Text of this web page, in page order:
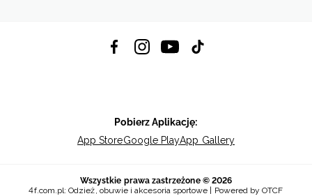
Pobierz Aplikację:
App StoreGoogle PlayApp Gallery
Wszystkie prawa zastrzeżone © 2026
4f.com.pl: Odzież, obuwie i akcesoria sportowe | Powered by OTCF